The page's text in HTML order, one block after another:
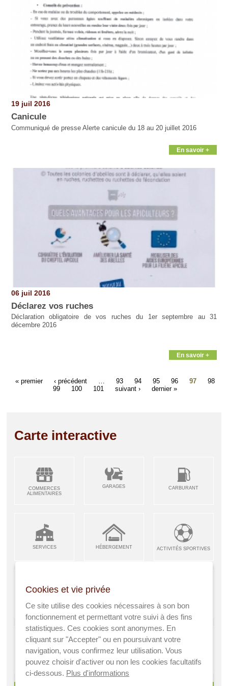
19 juil 2016
Canicule
Communiqué de presse Alerte canicule du 18 au 20 juillet 2016
En savoir +
06 juil 2016
Déclarez vos ruches
Déclaration obligatoire de vos ruches du 1er septembre au 31
décembre 2016
En savoir +
« premier ‹ précédent 93 94 95 96 97
98
99
100 101 suivant › dernier »
Carte interactive
COMMERCES
ALIMENTAIRES
GARAGES CARBURANT
SERVICES HÉBERGEMENT ACTIVITÉS SPORTIVES
ARTISANS &
INDUSTRIES
RESTAURANTS CAFÉS ENFANCE JEUNESSE
A VISITER SANTÉ AGRICULTEURS
Cookies et vie privée
Ce site utilise des cookies nécessaires à son bon
fonctionnement et permettant votre suivi à des fins
statistiques. Ces cookies sont anonymes. En
cliquant sur "Accepter" ou en poursuivant votre
navigation, vous confirmez leur utilisation. Vous
pouvez choisir d'activer ou non les cookies facultatifs
ci-dessous. Plus d'informations